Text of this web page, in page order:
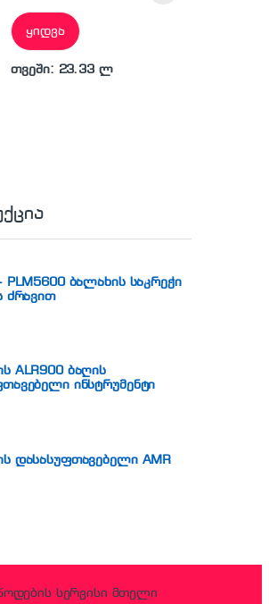
ყიდვა
თვეში: 23.33 ლ
- PLM5600 ბალახის საკრეჭი
ძრავით
ALR900 ბაღის
ინსტრუმენტი
დასასუფთავებელი AMR
სერვისი მთელი